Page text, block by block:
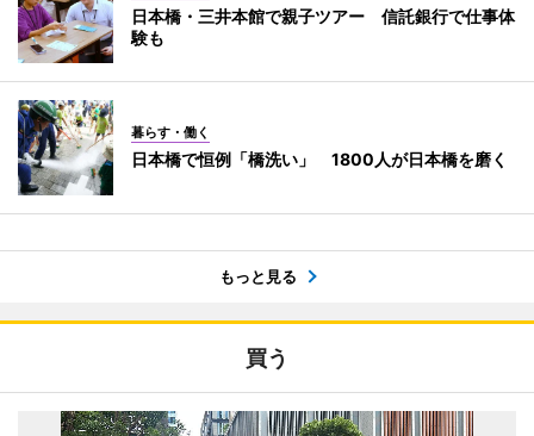
日本橋・三井本館で親子ツアー 信託銀行で仕事体
験も
暮らす・働く
日本橋で恒例「橋洗い」 1800人が日本橋を磨く
もっと見る
買う